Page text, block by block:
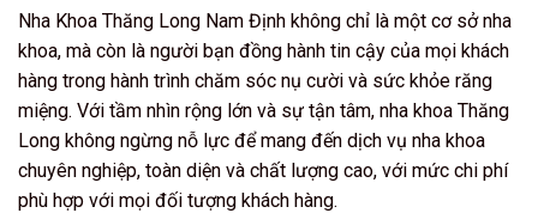
Nha Khoa Thăng Long Nam Định không chỉ là một cơ sở nha
khoa, mà còn là người bạn đồng hành tin cậy của mọi khách
hàng trong hành trình chăm sóc nụ cười và sức khỏe răng
miệng. Với tầm nhìn rộng lớn và sự tận tâm, nha khoa Thăng
Long không ngừng nỗ lực để mang đến dịch vụ nha khoa
chuyên nghiệp, toàn diện và chất lượng cao, với mức chi phí
phù hợp với mọi đối tượng khách hàng.